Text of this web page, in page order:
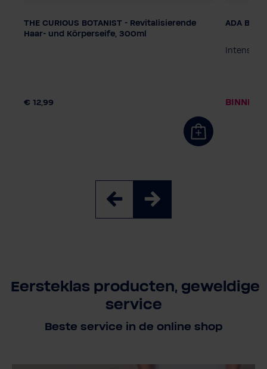
Dosering
Pompdispenser
Smart Care Systeem
THE CURIOUS BOTANIST - Revitalisierende
Haar- und Körperseife, 300ml
€ 12,99
Dosering
ADA Be
Eersteklas producten, geweldige
service
Beste service in de online shop